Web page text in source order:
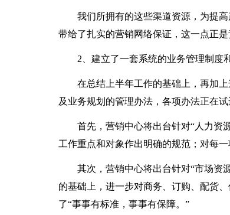
我们所拥有的这些渠道资源，为提
带给了扎实的营销网络保证，这一点正是
2、建立了一套系统的业务管理制度
在总结上半年工作的基础上，再加
及业务规划的管理办法，各项办法正在试
首先，营销中心将出台针对“人力资
工作重点和对象作出明确的规范；对每
其次，营销中心将出台针对“市场资
的基础上，进一步对商务、订购、配货
了“事事有标准，事事有保障。”